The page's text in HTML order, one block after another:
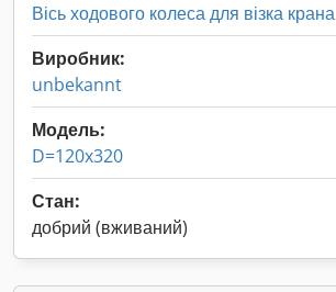
Вісь ходового колеса для візка крана
Виробник:
unbekannt
Модель:
D=120x320
Стан:
добрий (вживаний)